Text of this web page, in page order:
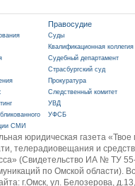
Правосудие
Суды
Квалификационная коллегия
Судебный департамент
Страсбургский суд
Прокуратура
Следственный комитет
УВД
УФСБ
СМИ
юридическая газета
телерадиовещания и
(Свидетельство ИА № ТУ
по Омской области).
г.Омск, ул. Белозерова,